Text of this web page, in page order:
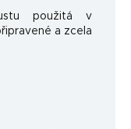
použitá v
a zcela